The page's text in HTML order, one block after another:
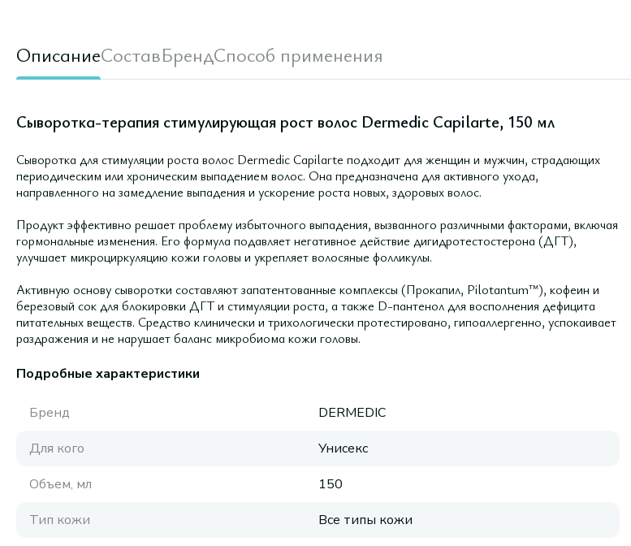
ОписаниеСоставБрендСпособ применения
Сыворотка-терапия стимулирующая рост волос Dermedic Capilarte, 150 мл
Сыворотка для стимуляции роста волос Dermedic Capilarte подходит для женщин и мужчин, страдающих
периодическим или хроническим выпадением волос. Она предназначена для активного ухода,
направленного на замедление выпадения и ускорение роста новых, здоровых волос.
Продукт эффективно решает проблему избыточного выпадения, вызванного различными факторами, включая
гормональные изменения. Его формула подавляет негативное действие дигидротестостерона (ДГТ),
улучшает микроциркуляцию кожи головы и укрепляет волосяные фолликулы.
Активную основу сыворотки составляют запатентованные комплексы (Прокапил, Pilotantum™), кофеин и
березовый сок для блокировки ДГТ и стимуляции роста, а также D-пантенол для восполнения дефицита
питательных веществ. Средство клинически и трихологически протестировано, гипоаллергенно, успокаивает
раздражения и не нарушает баланс микробиома кожи головы.
Подробные характеристики
Бренд
DERMEDIC
Для кого
Унисекс
Объем, мл
150
Тип кожи
Все типы кожи